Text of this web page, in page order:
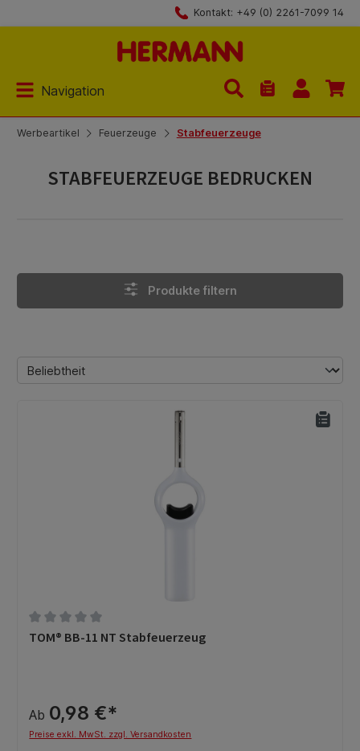
Kontakt: +49 (0) 2261-7099 14
Navigation
Du hast 0
Werbeartikel Feuerzeuge Stabfeuerzeuge
STABFEUERZEUGE BEDRUCKEN
Produkte filtern
Durchschnittliche Bewertung von 0 von 5 Sternen
TOM® BB-11 NT Stabfeuerzeug
Ab 0,98 €*
Preise exkl. MwSt. zzgl. Versandkosten